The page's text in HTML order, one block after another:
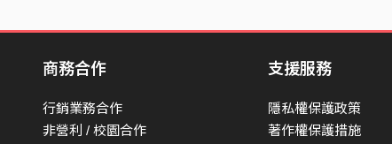
商務合作
行銷業務合作
非營利 / 校園合作
支援服務
隱私權保護政策
著作權保護措施